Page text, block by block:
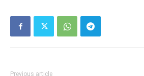
Previous article